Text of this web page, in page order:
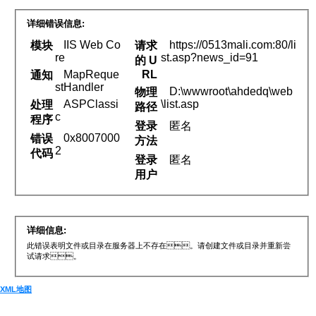
详细错误信息:
模块
IIS Web Co
re
通知
MapReque
stHandler
处理
程序
ASPClassi
c
错误
代码
0x8007000
2
请求
的 U
RL
https://0513mali.com:80/li
st.asp?news_id=91
物理
路径
D:\wwwroot\ahdedq\web
\list.asp
登录
方法
匿名
登录
用户
匿名
详细信息:
此错误表明文件或目录在服务器上不存在。请创建文件或目录并重新尝
试请求。
XML地图